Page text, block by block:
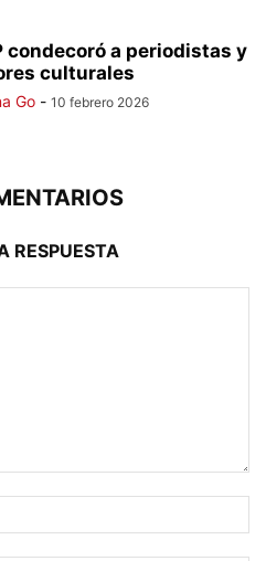
condecoró a periodistas y
culturales
Go - 10 febrero 2026
RESPUESTA